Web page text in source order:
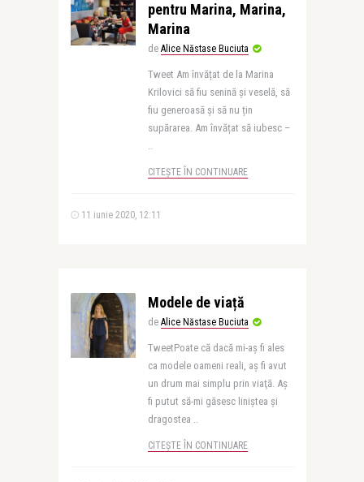
pentru Marina, Marina,
Marina
de Alice Năstase Buciuta
Tweet Am învățat de la Marina
Krilovici să fiu senină și veselă, să
fiu generoasă și să nu țin
supărarea. Am învățat să iubesc –
..
CITEȘTE ÎN CONTINUARE
11 iunie 2020, 12:11
Modele de viață
de Alice Năstase Buciuta
TweetPoate că dacă mi-aş fi ales
ca modele oameni reali, aş fi avut
un drum mai simplu prin viaţă. Aş
fi putut să-mi găsesc liniştea şi
dragostea ..
CITEȘTE ÎN CONTINUARE